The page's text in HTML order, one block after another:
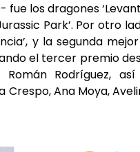
los dragones
Park’. Por otro
y la segunda
el tercer premio
Rodríguez,
Crespo, Ana Moya,